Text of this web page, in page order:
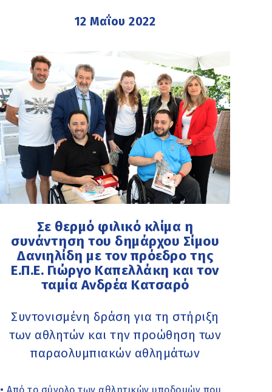
12 Μαΐου 2022
Σε θερμό φιλικό κλίμα η
συνάντηση του δημάρχου Σίμου
Δανιηλίδη με τον πρόεδρο της
Ε.Π.Ε. Γιώργο Καπελλάκη και τον
ταμία Ανδρέα Κατσαρό
Συντονισμένη δράση για τη στήριξη
των αθλητών και την προώθηση των
παραολυμπιακών αθλημάτων